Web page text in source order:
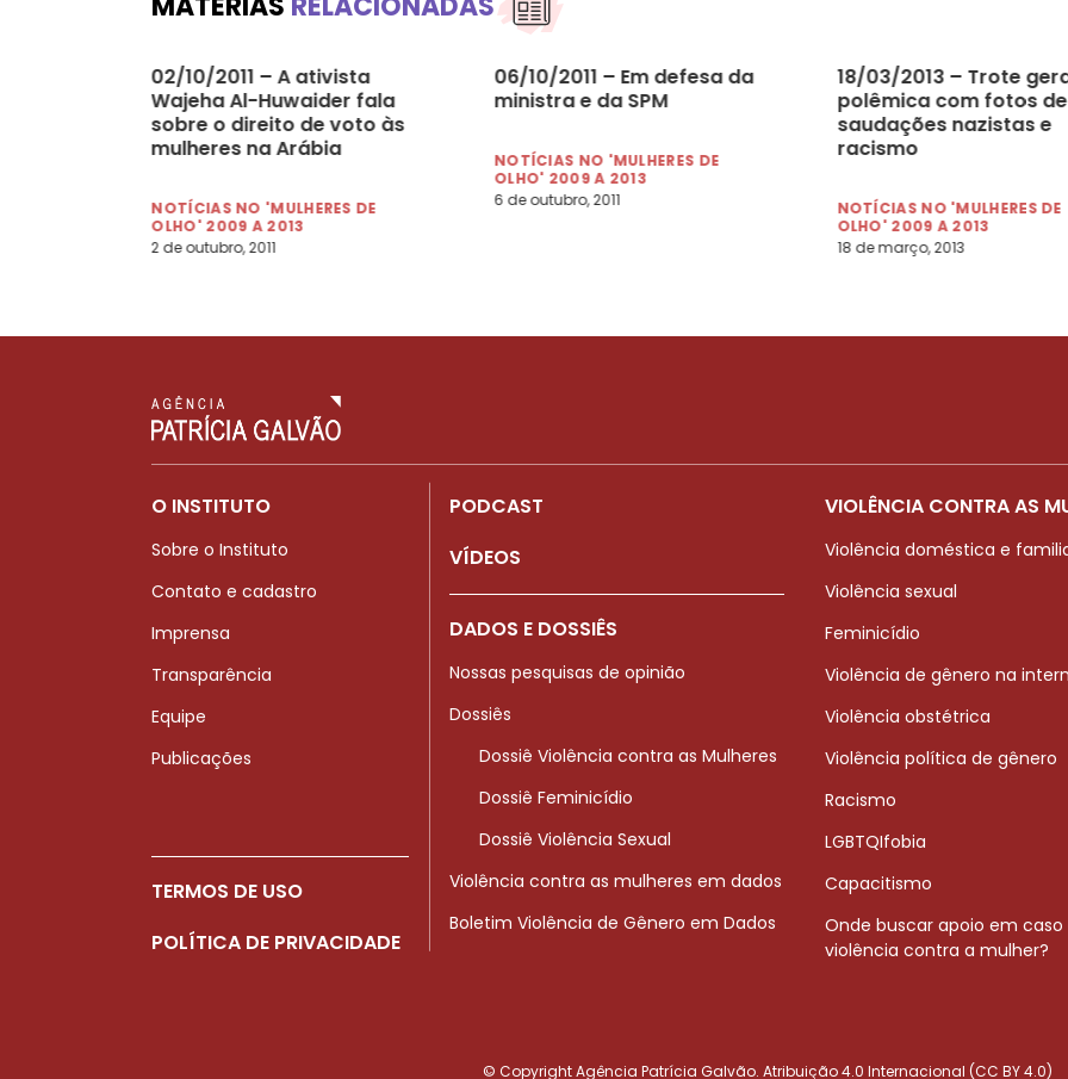
02/10/2011 – A ativista
Wajeha Al-Huwaider fala
sobre o direito de voto às
mulheres na Arábia
NOTÍCIAS NO 'MULHERES DE
OLHO' 2009 A 2013
2 de outubro, 2011
06/10/2011 – Em defesa da
ministra e da SPM
NOTÍCIAS NO 'MULHERES DE
OLHO' 2009 A 2013
6 de outubro, 2011
18/03/2013 – Trote
polêmica com fotos de
saudações nazistas e
racismo
NOTÍCIAS NO 'MULHERES DE
OLHO' 2009 A 2013
18 de março, 2013
O INSTITUTO
Sobre o Instituto
Contato e cadastro
Imprensa
Transparência
Equipe
Publicações
TERMOS DE USO
POLÍTICA DE PRIVACIDADE
PODCAST
VÍDEOS
DADOS E DOSSIÊS
Nossas pesquisas de opinião
Dossiês
Dossiê Violência contra as Mulheres
Dossiê Feminicídio
Dossiê Violência Sexual
Violência contra as mulheres em dados
Boletim Violência de Gênero em Dados
VIOLÊNCIA CONTRA AS
Violência doméstica e
Violência sexual
Feminicídio
Violência de gênero na
Violência obstétrica
Violência política de gênero
Racismo
LGBTQIfobia
Capacitismo
Onde buscar apoio em caso
violência contra a mulher?
© Copyright Agência Patrícia Galvão. Atribuição 4.0 Internacional (CC BY 4.0)